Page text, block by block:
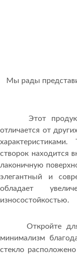
Мы рады
Этот продукт
отличается от
створок находится
лаконичную
элегантный и
обладает
износостойкостью.
Откройте для
минимализм
стекло